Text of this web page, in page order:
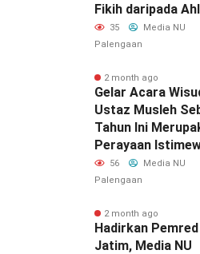
Fikih daripada
35
Media NU
Palengaan
2 month ago
Gelar Acara
Ustaz Musleh
Tahun Ini
Perayaan
56
Media NU
Palengaan
2 month ago
Hadirkan
Jatim, Media NU